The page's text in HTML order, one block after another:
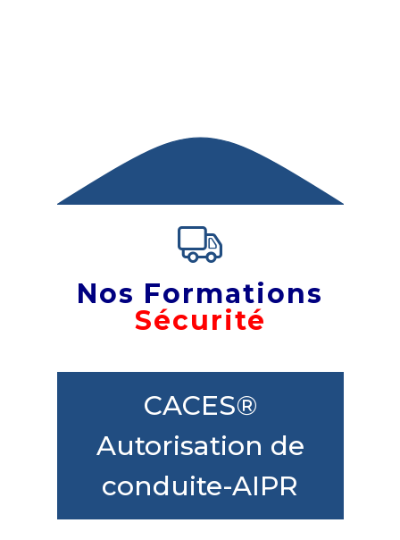
Nos Formations
Sécurité
CACES®
Autorisation de
conduite-AIPR